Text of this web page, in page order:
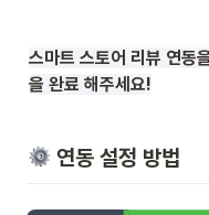
스마트 스토어 리뷰 연동
을 완료 해주세요!
연동 설정 방법